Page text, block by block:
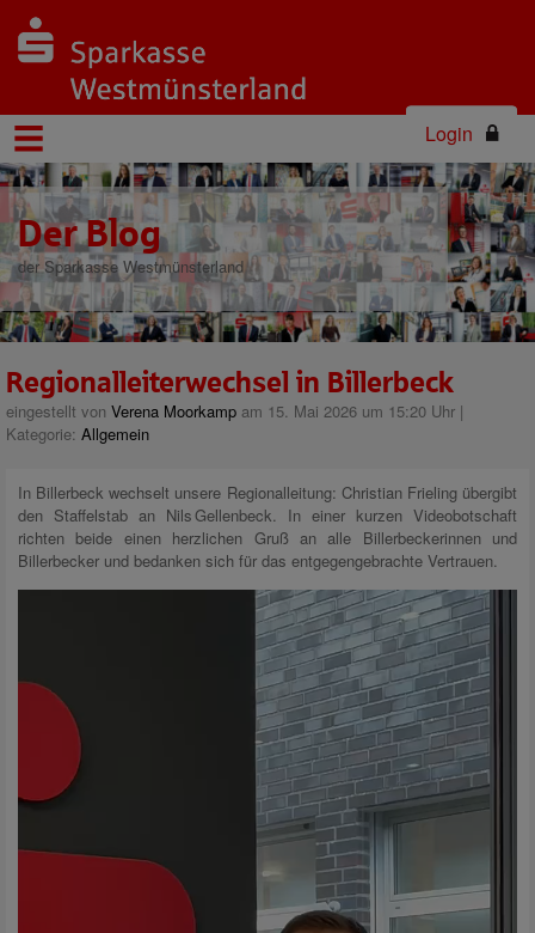
Login
Der Blog
der Sparkasse Westmünsterland
Regionalleiterwechsel in Billerbeck
eingestellt von Verena Moorkamp am 15. Mai 2026 um 15:20 Uhr |
Kategorie: Allgemein
In Billerbeck wechselt unsere Regionalleitung: Christian Frieling übergibt
den Staffelstab an Nils Gellenbeck. In einer kurzen Videobotschaft
richten beide einen herzlichen Gruß an alle Billerbeckerinnen und
Billerbecker und bedanken sich für das entgegengebrachte Vertrauen.